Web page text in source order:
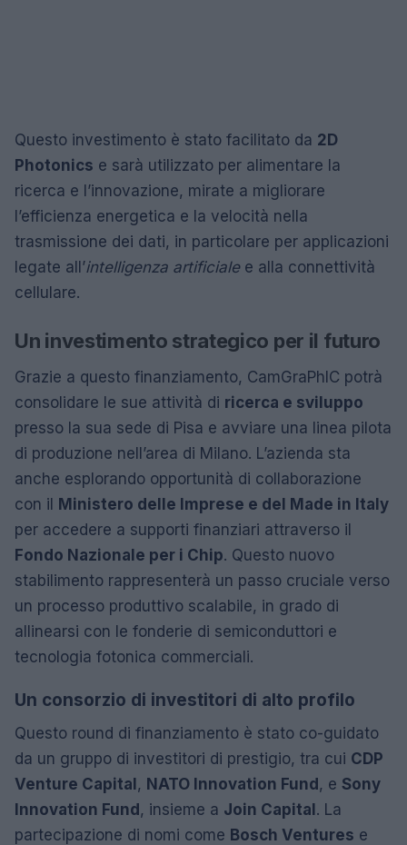
Questo investimento è stato facilitato da 2D
Photonics e sarà utilizzato per alimentare la
ricerca e l’innovazione, mirate a migliorare
l’efficienza energetica e la velocità nella
trasmissione dei dati, in particolare per applicazioni
legate all’intelligenza artificialee alla connettività
cellulare.
Un investimento strategico per il futuro
Grazie a questo finanziamento, CamGraPhIC potrà
consolidare le sue attività di ricerca e sviluppo
presso la sua sede di Pisa e avviare una linea pilota
di produzione nell’area di Milano. L’azienda sta
anche esplorando opportunità di collaborazione
con il Ministero delle Imprese e del Made in Italy
per accedere a supporti finanziari attraverso il
Fondo Nazionale per i Chip. Questo nuovo
stabilimento rappresenterà un passo cruciale verso
un processo produttivo scalabile, in grado di
allinearsi con le fonderie di semiconduttori e
tecnologia fotonica commerciali.
Un consorzio di investitori di alto profilo
Questo round di finanziamento è stato co-guidato
da un gruppo di investitori di prestigio, tra cui CDP
Venture Capital, NATO Innovation Fund, e Sony
Innovation Fund, insieme a Join Capital. La
partecipazione di nomi come Bosch Ventures e